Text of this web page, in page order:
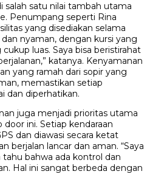
salah satu nilai tambah utama
Penumpang seperti Rina
yang disediakan selama
nyaman, dengan kursi yang
luas. Saya bisa beristirahat
katanya. Kenyamanan
yang ramah dari sopir yang
memastikan setiap
dan diperhatikan.
juga menjadi prioritas utama
ini. Setiap kendaraan
dan diawasi secara ketat
berjalan lancar dan aman. “Saya
bahwa ada kontrol dan
Hal ini sangat berbeda dengan